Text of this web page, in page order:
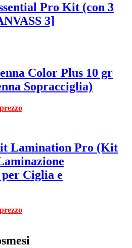
Pro Kit (con 3
3]
Color Plus 10 gr
Sopracciglia)
Lamination Pro (Kit
Ciglia e